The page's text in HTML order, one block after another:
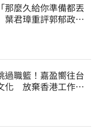
那麼久給你準備都丟
君璋重評郭郁政對
過職籃！嘉盈嚮往台
化 放棄香港工作跨